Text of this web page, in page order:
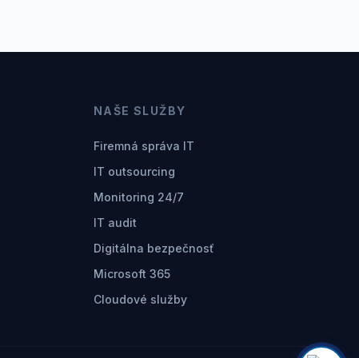
NAŠE SLUŽBY
Firemná správa IT
IT outsourcing
Monitoring 24/7
IT audit
Digitálna bezpečnosť
Microsoft 365
Cloudové služby